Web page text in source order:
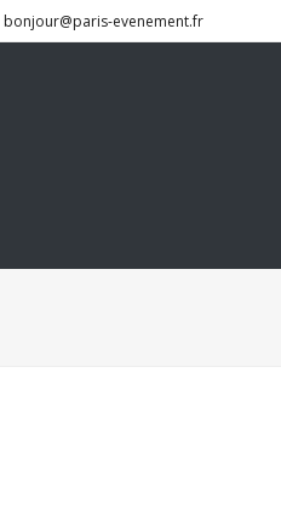
bonjour@paris-evenement.fr